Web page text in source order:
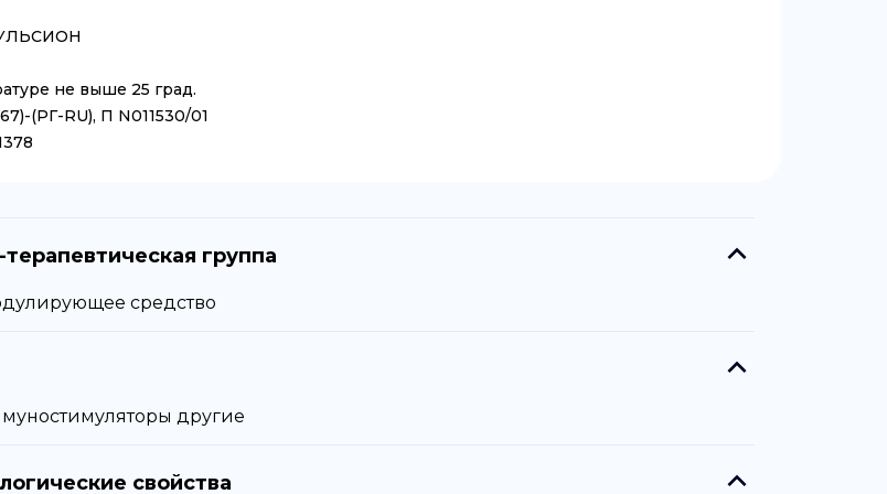
не выше 25 град.
(РГ-RU), П N011530/01
группа
средство
другие
свойства